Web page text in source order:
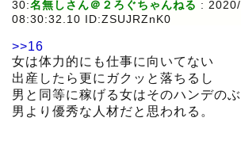
30:名無しさん＠２ろぐちゃんねる :
08:30:32.10 ID:ZSUJRZnK0
>>16
女は体力的にも仕事に向いてない
出産したら更にガクッと落ちるし
男と同等に稼げる女はそのハンデの
男より優秀な人材だと思われる。